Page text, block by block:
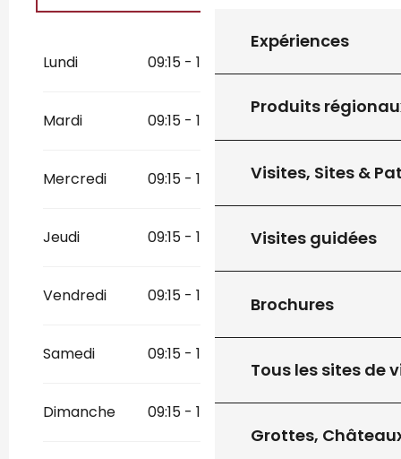
Expériences
Produits
Visites, Sites &
Visites guidées
Brochures
Tous les sites de
Grottes,
6 mars 2026
11 juillet 2026
Du31 août 2026au1 novembre 2026
Lundi 09:15 - 17:00
Mardi 09:15 - 17:00
Mercredi 09:15 - 17:00
Jeudi 09:15 - 17:00
Vendredi 09:15 - 17:00
Samedi 09:15 - 17:00
Dimanche 09:15 - 17:00